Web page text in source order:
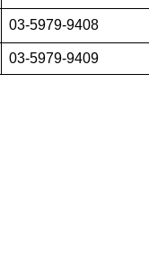
03-5979-9408
03-5979-9409